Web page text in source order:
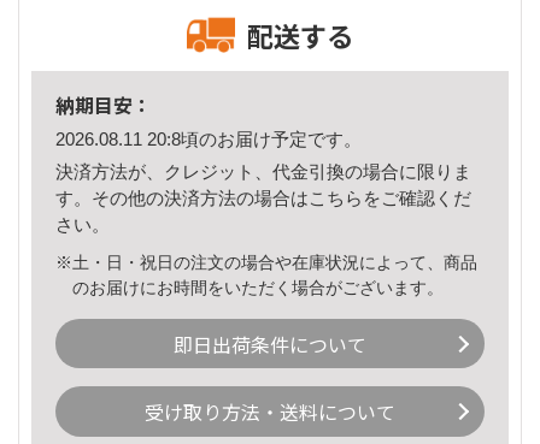
配送する
納期目安：
2026.08.11 20:8頃のお届け予定です。
決済方法が、クレジット、代金引換の場合に限りま
す。その他の決済方法の場合はこちら をご確認くだ
さい。
※土・日・祝日の注文の場合や在庫状況によって、商品
のお届けにお時間をいただく場合がございます。
即日出荷条件について
受け取り方法・送料について